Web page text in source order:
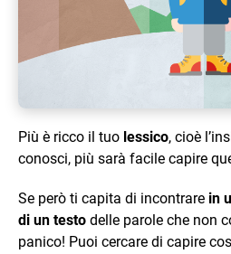
Più è ricco il tuo lessico, cioè
conosci, più sarà facile capire
Se però ti capita di incontrare in
di un testo delle parole che non
panico! Puoi cercare di capire